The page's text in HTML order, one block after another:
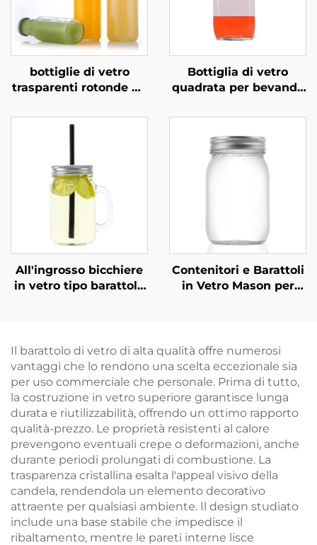
bottiglie di vetro
trasparenti rotonde da
ml per bevande a base
Bottiglia di vetro
quadrata per bevande
500 ml all'ingrosso
All'ingrosso bicchiere
in vetro tipo barattolo
Contenitori e Barattoli
in Vetro Mason per
500ml
Il barattolo di vetro di alta qualità offre numerosi
vantaggi che lo rendono una scelta eccezionale sia
per uso commerciale che personale. Prima di tutto,
la costruzione in vetro superiore garantisce lunga
durata e riutilizzabilità, offrendo un ottimo rapporto
qualità-prezzo. Le proprietà resistenti al calore
prevengono eventuali crepe o deformazioni, anche
durante periodi prolungati di combustione. La
trasparenza cristallina esalta l'appeal visivo della
candela, rendendola un elemento decorativo
attraente per qualsiasi ambiente. Il design studiato
include una base stabile che impedisce il
ribaltamento, mentre le pareti interne lisce